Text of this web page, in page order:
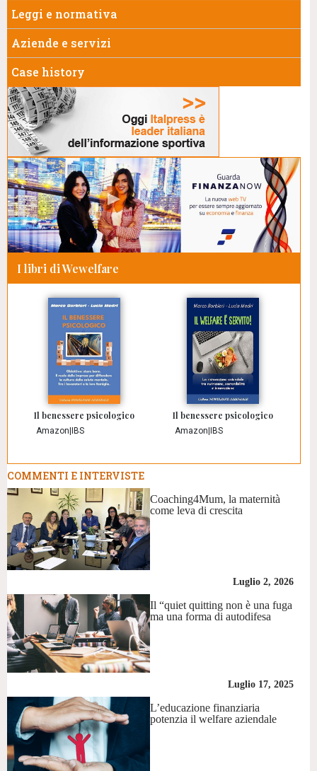
Leggi e normativa
Aziende e servizi
Case history
I libri di Wewelfare
Il benessere psicologico
Amazon IBS
Il benessere psicologico
Amazon IBS
COMMENTI E INTERVISTE
Coaching4Mum, la maternità
come leva di crescita
Luglio 2, 2026
Il “quiet quitting non è una fuga
ma una forma di autodifesa
Luglio 17, 2025
L’educazione finanziaria
potenzia il welfare aziendale